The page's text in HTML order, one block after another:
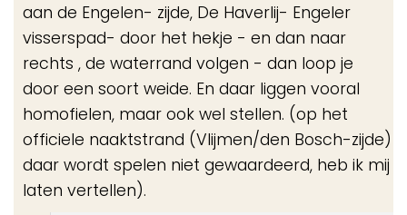
aan de Engelen- zijde, De Haverlij- Engeler
visserspad- door het hekje - en dan naar
rechts , de waterrand volgen - dan loop je
door een soort weide. En daar liggen vooral
homofielen, maar ook wel stellen. (op het
officiele naaktstrand (Vlijmen/den Bosch-zijde)
daar wordt spelen niet gewaardeerd, heb ik mij
laten vertellen).